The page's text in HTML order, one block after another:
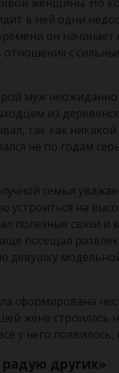
в ней одни
он
с
муж
из
так как
не по годам
семьи
устроиться на
полезные связи
посещал
девушку
сформирована
жене
у него
других»